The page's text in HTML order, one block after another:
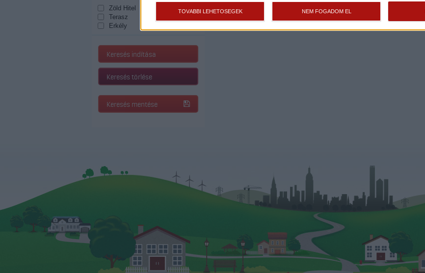
TOVÁBBI LEHETŐSÉGEK NEM FOGADOM EL
Zöld Hitel
Terasz
Erkély
Keresés indítása
Keresés törlése
Keresés mentése